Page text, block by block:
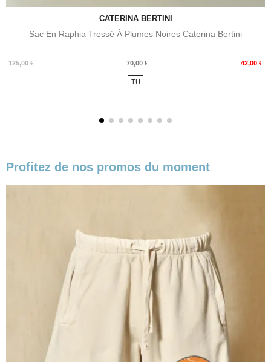
CATERINA BERTINI
Sac En Raphia Tressé À Plumes Noires Caterina Bertini
125,00 €
Prix
70,00 € 42,00 €
Prix
TU
Profitez de nos promos du moment